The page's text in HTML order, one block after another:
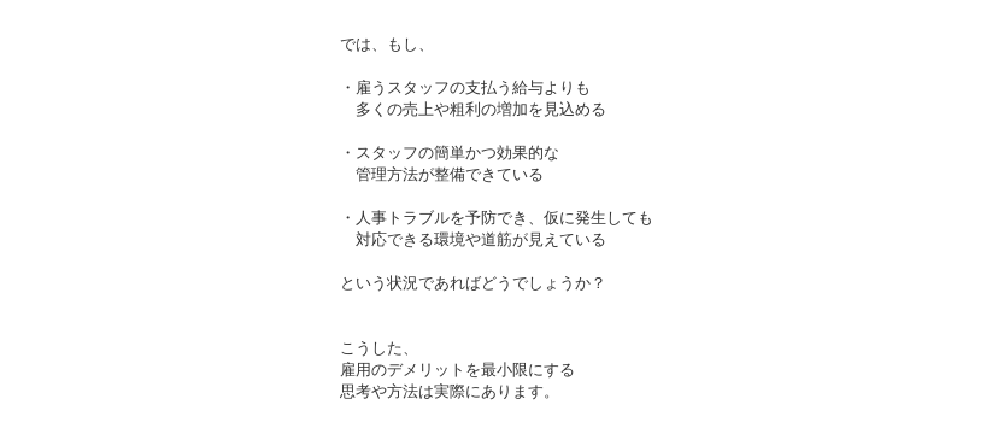
では、もし、
・雇うスタッフの支払う給与よりも
多くの売上や粗利の増加を見込める
・スタッフの簡単かつ効果的な
管理方法が整備できている
・人事トラブルを予防でき、仮に発生しても
対応できる環境や道筋が見えている
という状況であればどうでしょうか？
こうした、
雇用のデメリットを最小限にする
思考や方法は実際にあります。